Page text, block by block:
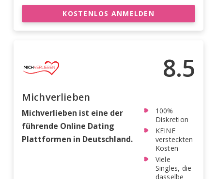
KOSTENLOS ANMELDEN
8.5
Michverlieben
Michverlieben ist eine der
führende Online Dating
Plattformen in Deutschland.
100%
Diskretion
KEINE
versteckten
Kosten
Viele
Singles, die
dasselbe